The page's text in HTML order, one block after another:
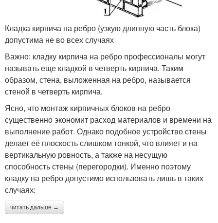
Кладка кирпича на ребро (узкую длинную часть блока)
допустима не во всех случаях
Важно: кладку кирпича на ребро профессионалы могут
называть еще кладкой в четверть кирпича. Таким
образом, стена, выложенная на ребро, называется
стеной в четверть кирпича.
Ясно, что монтаж кирпичных блоков на ребро
существенно экономит расход материалов и времени на
выполнение работ. Однако подобное устройство стены
делает её плоскость слишком тонкой, что влияет и на
вертикальную ровность, а также на несущую
способность стены (перегородки). Именно поэтому
кладку на ребро допустимо использовать лишь в таких
случаях:
читать дальше →